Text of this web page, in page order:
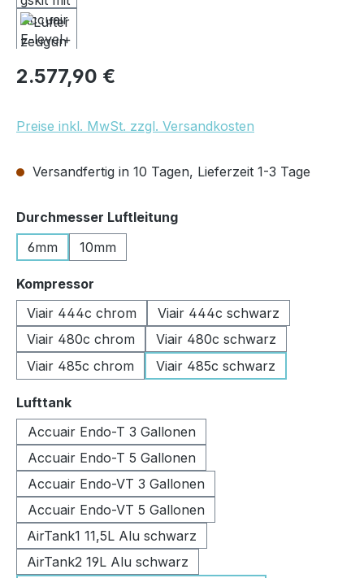
Regulärer Preis:
2.577,90 €
Preise inkl. MwSt. zzgl. Versandkosten
Versandfertig in 10 Tagen, Lieferzeit 1-3 Tage
Durchmesser Luftleitungauswählen
6mm
10mm
Kompressor
Viair 444c chrom
Viair 444c schwarz
Viair 480c chrom
Viair 480c schwarz
Viair 485c chrom
Viair 485c schwarz
Lufttankauswählen
Accuair Endo-T 3 Gallonen
Accuair Endo-T 5 Gallonen
Accuair Endo-VT 3 Gallonen
Accuair Endo-VT 5 Gallonen
AirTank1 11,5L Alu schwarz
AirTank2 19L Alu schwarz